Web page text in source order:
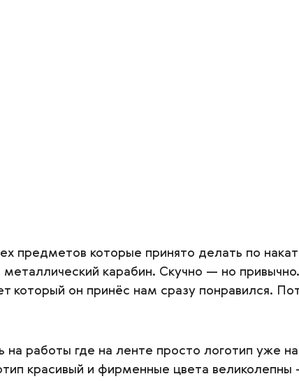
предметов которые принято делать по
карабин. Скучно — но
который он принёс нам сразу понравился.
на работы где на ленте просто логотип уже
красивый и фирменные цвета великолепны